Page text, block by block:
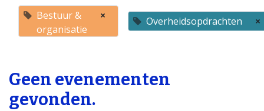
Bestuur &
organisatie
× Overheidsopdrachten ×
Geen evenementen
gevonden.